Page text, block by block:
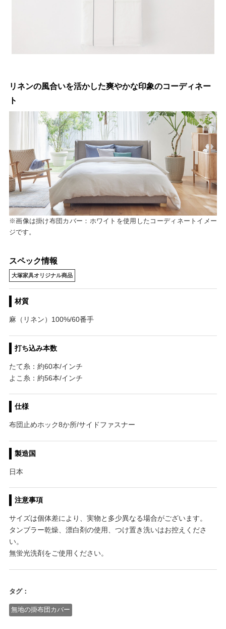
リネンの風合いを活かした爽やかな印象のコーディネー
ト
※画像は掛け布団カバー：ホワイトを使用したコーディネートイメー
ジです。
スペック情報
大塚家具オリジナル商品
材質
麻（リネン）100%/60番手
打ち込み本数
たて糸：約60本/インチ
よこ糸：約56本/インチ
仕様
布団止めホック8か所/サイドファスナー
製造国
日本
注意事項
サイズは個体差により、実物と多少異なる場合がございます。
タンブラー乾燥、漂白剤の使用、つけ置き洗いはお控えくださ
い。
無蛍光洗剤をご使用ください。
タグ：
無地の掛布団カバー